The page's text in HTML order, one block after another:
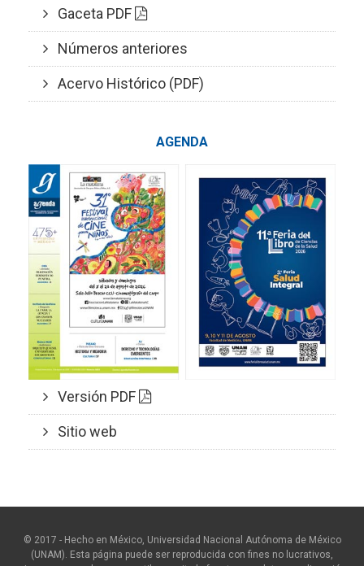
Gaceta PDF
Números anteriores
Acervo Histórico (PDF)
AGENDA
Versión PDF
Sitio web
© 2017 - Hecho en México, Universidad Nacional Autónoma de México
(UNAM). Esta página puede ser reproducida con fines no lucrativos,